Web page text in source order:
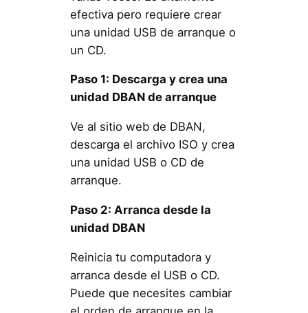
efectiva pero requiere crear
una unidad USB de arranque o
un CD.
Paso 1: Descarga y crea una
unidad DBAN de arranque
Ve al sitio web de DBAN,
descarga el archivo ISO y crea
una unidad USB o CD de
arranque.
Paso 2: Arranca desde la
unidad DBAN
Reinicia tu computadora y
arranca desde el USB o CD.
Puede que necesites cambiar